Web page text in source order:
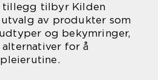
tillegg tilbyr Kilden
av produkter som
og bekymringer,
for å